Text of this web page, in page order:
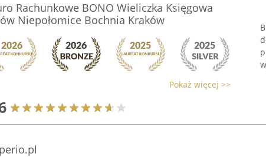
Rachunkowe BONO Wieliczka Księgowa
Niepołomice Bochnia Kraków
Pokaż więcej >>